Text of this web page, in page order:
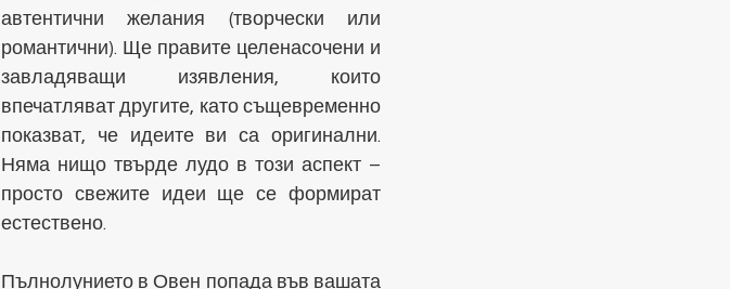
автентични желания (творчески или
романтични). Ще правите целенасочени и
завладяващи изявления, които
впечатляват другите, като същевременно
показват, че идеите ви са оригинални.
Няма нищо твърде лудо в този аспект –
просто свежите идеи ще се формират
естествено.
Пълнолунието в Овен попада във вашата